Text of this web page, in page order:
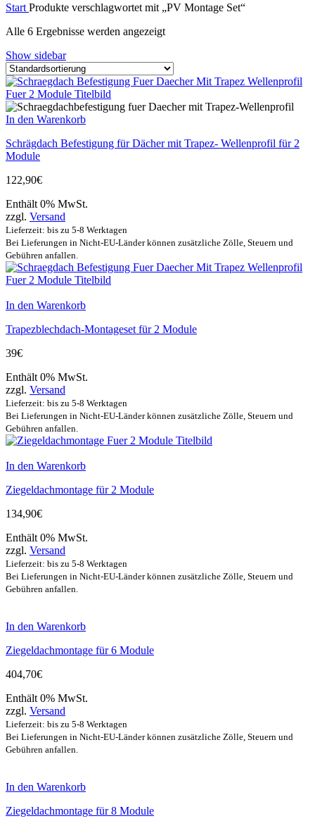
Start Produkte verschlagwortet mit „PV Montage Set“
Alle 6 Ergebnisse werden angezeigt
Show sidebar
In den Warenkorb
Schrägdach Befestigung für Dächer mit Trapez- Wellenprofil für 2
Module
122,90€
Enthält 0% MwSt.
zzgl. Versand
Lieferzeit: bis zu 5-8 Werktagen
Bei Lieferungen in Nicht-EU-Länder können zusätzliche Zölle, Steuern und
Gebühren anfallen.
In den Warenkorb
Trapezblechdach-Montageset für 2 Module
39€
Enthält 0% MwSt.
zzgl. Versand
Lieferzeit: bis zu 5-8 Werktagen
Bei Lieferungen in Nicht-EU-Länder können zusätzliche Zölle, Steuern und
Gebühren anfallen.
In den Warenkorb
Ziegeldachmontage für 2 Module
134,90€
Enthält 0% MwSt.
zzgl. Versand
Lieferzeit: bis zu 5-8 Werktagen
Bei Lieferungen in Nicht-EU-Länder können zusätzliche Zölle, Steuern und
Gebühren anfallen.
In den Warenkorb
Ziegeldachmontage für 6 Module
404,70€
Enthält 0% MwSt.
zzgl. Versand
Lieferzeit: bis zu 5-8 Werktagen
Bei Lieferungen in Nicht-EU-Länder können zusätzliche Zölle, Steuern und
Gebühren anfallen.
In den Warenkorb
Ziegeldachmontage für 8 Module